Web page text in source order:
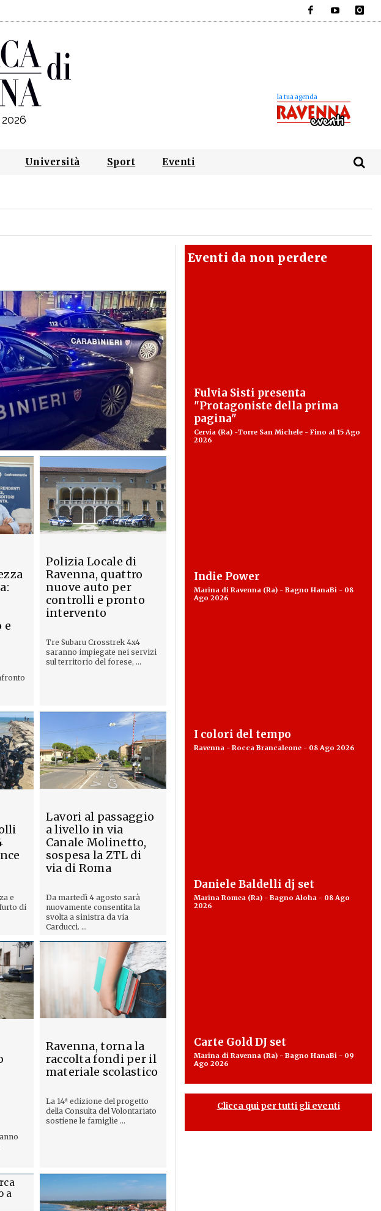
Università Sport Eventi
e
Polizia Locale di
Ravenna, quattro
nuove auto per
controlli e pronto
intervento
Tre Subaru Crosstrek 4x4
saranno impiegate nei servizi
sul territorio del forese, ...
e
di
Lavori al passaggio
a livello in via
Canale Molinetto,
sospesa la ZTL di
via di Roma
Da martedì 4 agosto sarà
nuovamente consentita la
svolta a sinistra da via
Carducci. ...
Ravenna, torna la
raccolta fondi per il
materiale scolastico
La 14ª edizione del progetto
della Consulta del Volontariato
sostiene le famiglie ...
a
Eventi da non perdere
Fulvia Sisti presenta
"Protagoniste della prima
pagina"
Cervia (Ra) -Torre San Michele - Fino al 15 Ago
2026
Indie Power
Marina di Ravenna (Ra) - Bagno HanaBi - 08
Ago 2026
I colori del tempo
Ravenna - Rocca Brancaleone - 08 Ago 2026
Daniele Baldelli dj set
Marina Romea (Ra) - Bagno Aloha - 08 Ago
2026
Carte Gold DJ set
Marina di Ravenna (Ra) - Bagno HanaBi - 09
Ago 2026
Clicca qui per tutti gli eventi